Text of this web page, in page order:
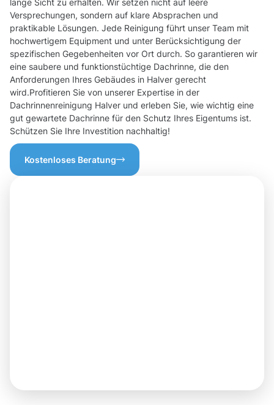
lange Sicht zu erhalten. Wir setzen nicht auf leere
Versprechungen, sondern auf klare Absprachen und
praktikable Lösungen. Jede Reinigung führt unser Team mit
hochwertigem Equipment und unter Berücksichtigung der
spezifischen Gegebenheiten vor Ort durch. So garantieren wir
eine saubere und funktionstüchtige Dachrinne, die den
Anforderungen Ihres Gebäudes in Halver gerecht
wird.Profitieren Sie von unserer Expertise in der
Dachrinnenreinigung Halver und erleben Sie, wie wichtig eine
gut gewartete Dachrinne für den Schutz Ihres Eigentums ist.
Schützen Sie Ihre Investition nachhaltig!
Kostenloses Beratung